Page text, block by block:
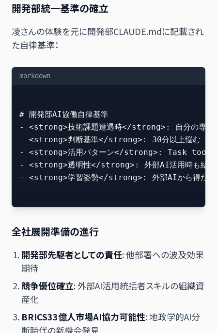
開発部統一基準の確立
凌さんの体験を元に開発部CLAUDE.mdに記載され
た自律基準：
markdown
# 開発部AI協働自律基準
- <strong>技術課題遭遇時</strong>: 自分の専門外
- <strong>判断基準</strong>: 30分以上悩む →
- <strong>活用パターン</strong>: Task tool経
- <strong>透明性</strong>: 外部AI活用時も結果
全社展開準備の進行
開発部先駆者としての責任: 他部署への波及効果
期待
競争優位確立: 外部AI活用統括者スキルの組織資
産化
BRICS33億人市場AI協力可能性: 地政学的AI分
断時代の新機会発見